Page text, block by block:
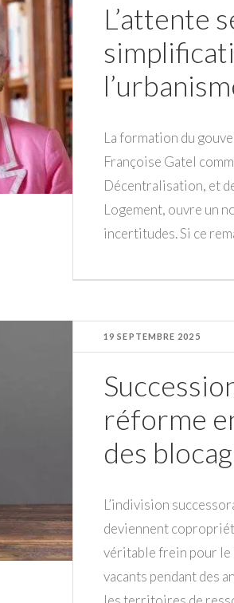
L’attente
La formation du
Françoise Gatel
Décentralisation, et
Logement, ouvre un
incertitudes. Si ce
19 SEPTEMBRE 2025
réforme
des
L’indivision
deviennent
véritable frein pour le
vacants pendant des